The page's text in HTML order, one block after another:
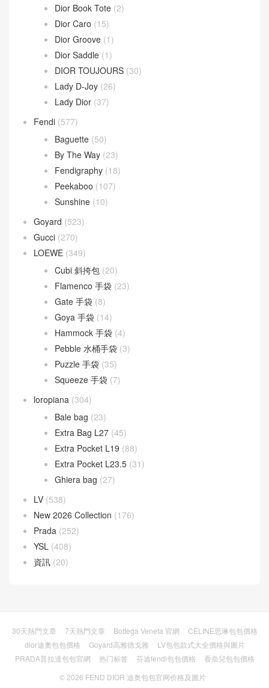
Dior Book Tote (2)
Dior Caro (15)
Dior Groove (1)
Dior Saddle (1)
DIOR TOUJOURS (30)
Lady D-Joy (26)
Lady Dior (37)
Fendi (577)
Baguette (50)
By The Way (23)
Fendigraphy (18)
Peekaboo (107)
Sunshine (10)
Goyard (523)
Gucci (270)
LOEWE (349)
Cubi 斜挎包 (20)
Flamenco 手袋 (23)
Gate 手袋 (8)
Goya 手袋 (14)
Hammock 手袋 (4)
Pebble 水桶手袋 (3)
Puzzle 手袋 (35)
Squeeze 手袋 (7)
loropiana (304)
Bale bag (23)
Extra Bag L27 (45)
Extra Pocket L19 (88)
Extra Pocket L23.5 (31)
Ghiera bag (27)
LV (538)
New 2026 Collection (176)
Prada (252)
YSL (408)
資訊 (20)
30天熱門文章 7天熱門文章 Bottega Veneta 官網
CELINE思琳包包價格
dior迪奧包包價格
Goyard高雅德戈雅
LV包包款式大全價格與圖片
PRADA普拉達包包官網
热门标签 芬迪fendi包包價格
香奈兒包包價格
© 2026 FEND DIOR 迪奥包包官网价格及圖片